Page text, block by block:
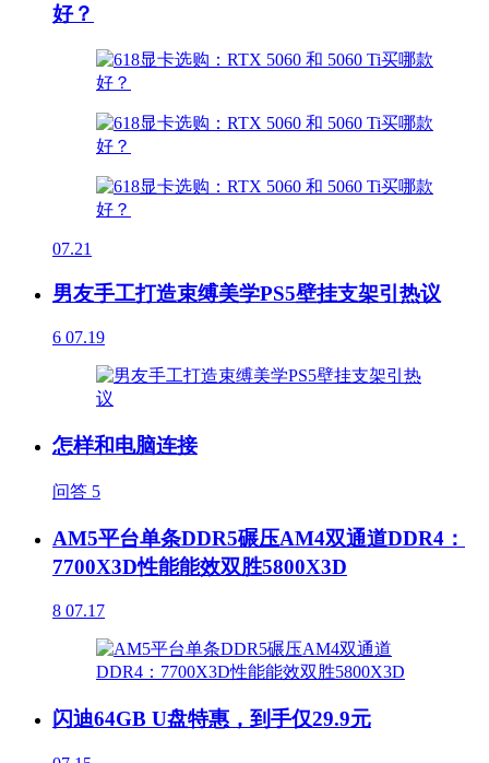
好？
07.21
男友手工打造束缚美学PS5壁挂支架引热议
6 07.19
怎样和电脑连接
问答 5
AM5平台单条DDR5碾压AM4双通道DDR4：
7700X3D性能能效双胜5800X3D
8 07.17
闪迪64GB U盘特惠，到手仅29.9元